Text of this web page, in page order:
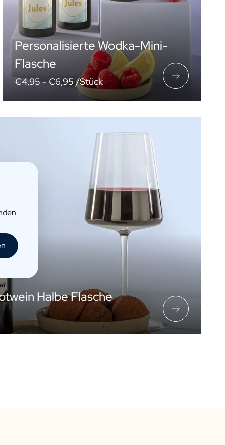
Personalisierte Wodka-Mini-
Flasche
€4,95 -€6,95 /Stück
Halbe Flasche